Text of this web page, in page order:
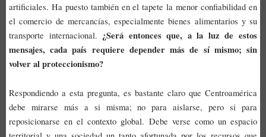
artificiales. Ha puesto también en el tapete la menor confiabilidad en
el comercio de mercancías, especialmente bienes alimentarios y su
transporte internacional. ¿Será entonces que, a la luz de estos
mensajes, cada país requiere depender más de sí mismo; sin
volver al proteccionismo?
Respondiendo a esta pregunta, es bastante claro que Centroamérica
debe mirarse más a si misma; no para aislarse, pero si para
reposicionarse en el contexto global. Debe verse como un espacio